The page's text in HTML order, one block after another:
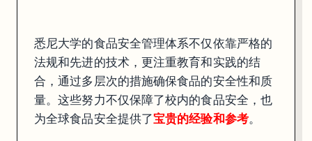
食品安全无小事，希望我们能够借鉴这些经验，进一步完善食品安全管
悉尼大学的食品安全管理体系不仅依靠严格的
法规和先进的技术，更注重教育和实践的结
合，通过多层次的措施确保食品的安全性和质
量。这些努力不仅保障了校内的食品安全，也
为全球食品安全提供了宝贵的经验和参考。